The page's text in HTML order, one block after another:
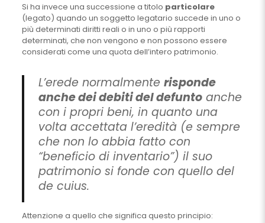
Si ha invece una successione a titolo particolare
(legato) quando un soggetto legatario succede in uno o
più determinati diritti reali o in uno o più rapporti
determinati, che non vengono e non possono essere
considerati come una quota dell’intero patrimonio.
L’erede normalmente risponde
anche dei debiti del defuntoanche
con i propri beni, in quanto una
volta accettata l’eredità (e sempre
che non lo abbia fatto con
“beneficio di inventario”) il suo
patrimonio si fonde con quello del
de cuius.
Attenzione a quello che significa questo principio: